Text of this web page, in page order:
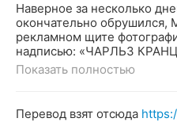
Наверное за несколько
окончательно обрушился,
рекламном щите
надписью: «ЧАРЛЬЗ
Показать полностью
Перевод взят отсюда